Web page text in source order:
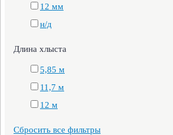
12 мм
н/д
Длина хлыста
5,85 м
11,7 м
12 м
Сбросить все фильтры